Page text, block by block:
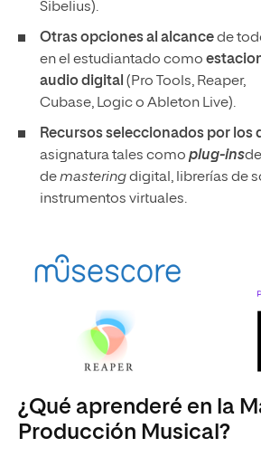
Sibelius).
Otras opciones al alcancede
en el estudiantado como
audio digital (Pro Tools, Reaper,
Cubase, Logic o Ableton Live).
Recursos seleccionados por los
asignatura tales como plug-ins
demasteringdigital, librerías de
instrumentos virtuales.
¿Qué aprenderé en la
Producción Musical?